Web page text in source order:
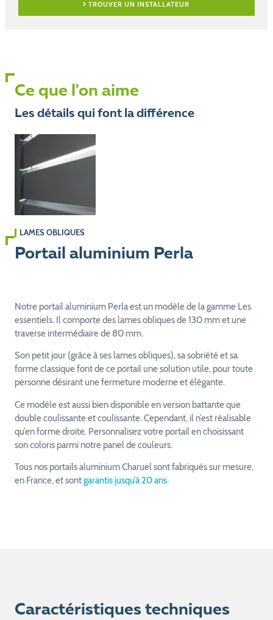
TROUVER UN INSTALLATEUR
Ce que l'on aime
Les détails qui font la différence
LAMES OBLIQUES
Portail aluminium Perla
Notre portail aluminium Perla est un modèle de la gamme Les
essentiels. Il comporte des lames obliques de 130 mm et une
traverse intermédiaire de 80 mm.
Son petit jour (grâce à ses lames obliques), sa sobriété et sa
forme classique font de ce portail une solution utile, pour toute
personne désirant une fermeture moderne et élégante.
Ce modèle est aussi bien disponible en version battante que
double coulissante et coulissante. Cependant, il n’est réalisable
qu’en forme droite. Personnalisez votre portail en choisissant
son coloris parmi notre panel de couleurs.
Tous nos portails aluminium Charuel sont fabriqués sur mesure,
en France, et sontgarantis jusqu’à 20 ans.
Caractéristiques techniques